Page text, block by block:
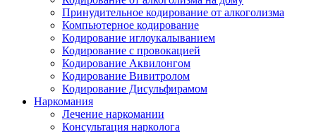
Принудительное кодирование от алкоголизма
Компьютерное кодирование
Кодирование иглоукалыванием
Кодирование с провокацией
Кодирование Аквилонгом
Кодирование Вивитролом
Кодирование Дисульфирамом
Наркомания
Лечение наркомании
Консультация нарколога